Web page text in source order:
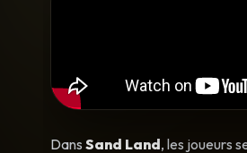
Dans Sand Land, les joueurs